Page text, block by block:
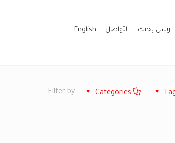
ارسل بحثك التواصل English
Filter by Categories